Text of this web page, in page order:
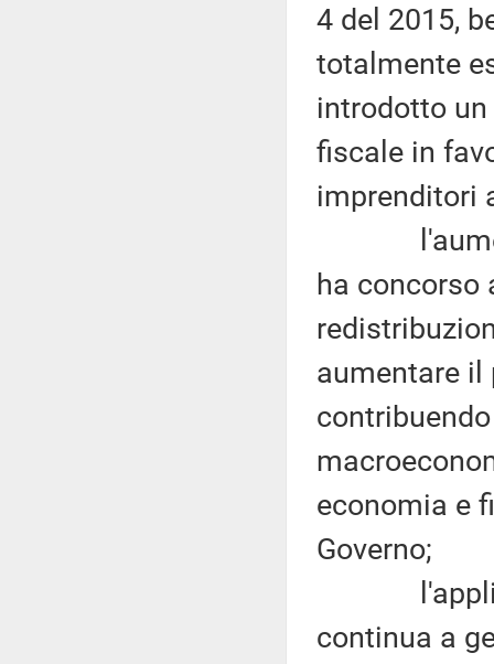
4 del 2015,
totalmente
introdotto
fiscale in
imprenditori
l'aumento
ha concorso
aumentare il
economia e
Governo;
continua a